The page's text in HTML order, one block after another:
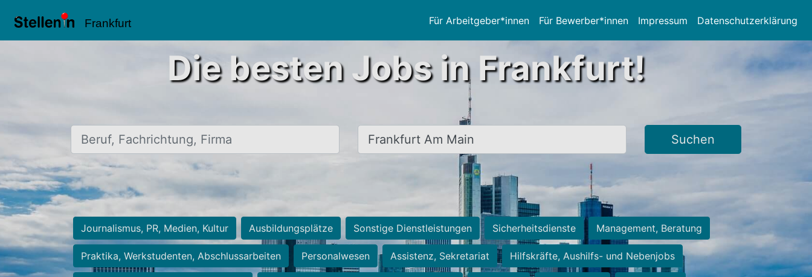
Frankfurt Für Arbeitgeber*innen Für Bewerber*innen Impressum Datenschutzerklärung
Die besten Jobs in Frankfurt!
Beruf, Fachrichtung, Firma Ort, Stadt Suchen
Journalismus, PR, Medien, Kultur Ausbildungsplätze Sonstige Dienstleistungen Sicherheitsdienste Management, Beratung
Praktika, Werkstudenten, Abschlussarbeiten Personalwesen Assistenz, Sekretariat Hilfskräfte, Aushilfs- und Nebenjobs